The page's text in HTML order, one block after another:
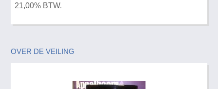
21,00% BTW.
OVER DE VEILING